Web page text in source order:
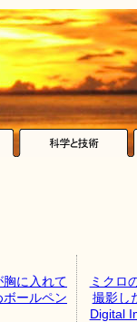
に入れて
ールペン
ミクロ
撮影し
Digital